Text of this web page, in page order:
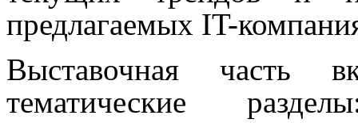
предлагаемых IT-
Выставочная часть
тематические